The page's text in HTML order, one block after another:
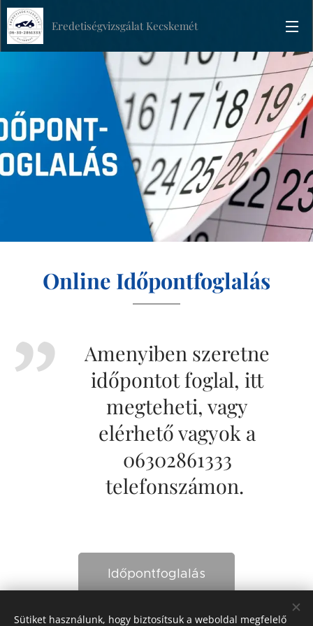
Eredetiségvizsgálat Kecskemét
Online Időpontfoglalás
Amenyiben szeretne
időpontot foglal, itt
megteheti, vagy
elérhető vagyok a
06302861333
telefonszámon.
Időpontfoglalás
Sütiket használunk, hogy biztosítsuk a weboldal megfelelő